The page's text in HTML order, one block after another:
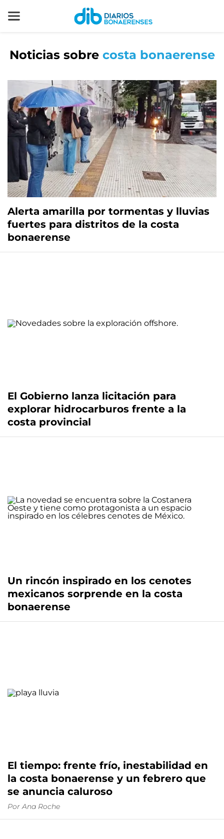
Noticias sobre costa bonaerense
Alerta amarilla por tormentas y lluvias
fuertes para distritos de la costa
bonaerense
El Gobierno lanza licitación para
explorar hidrocarburos frente a la
costa provincial
Un rincón inspirado en los cenotes
mexicanos sorprende en la costa
bonaerense
El tiempo: frente frío, inestabilidad en
la costa bonaerense y un febrero que
se anuncia caluroso
Por Ana Roche